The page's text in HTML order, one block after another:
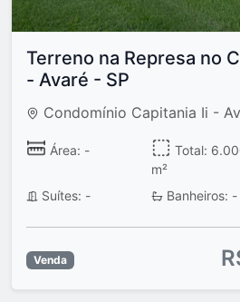
Terreno na Represa no
- Avaré - SP
Condomínio Capitania Ii -
Área: -
Total:
m²
Suítes: - Banheiros: -
Venda